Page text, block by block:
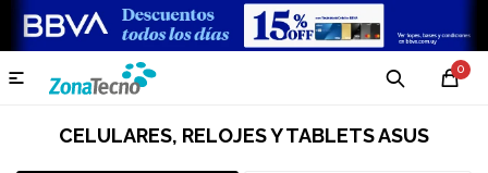
0

CELULARES, RELOJES Y TABLETS ASUS